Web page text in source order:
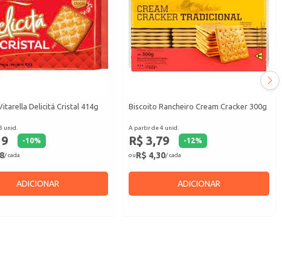
Delicitá Cristal 414g
unid.
-10%
/ cada
ADICIONAR
Biscoito Rancheiro Cream Cracker 300g
A partir de 4 unid.
R$ 3,79 -12%
ouR$ 4,30/ cada
ADICIONAR